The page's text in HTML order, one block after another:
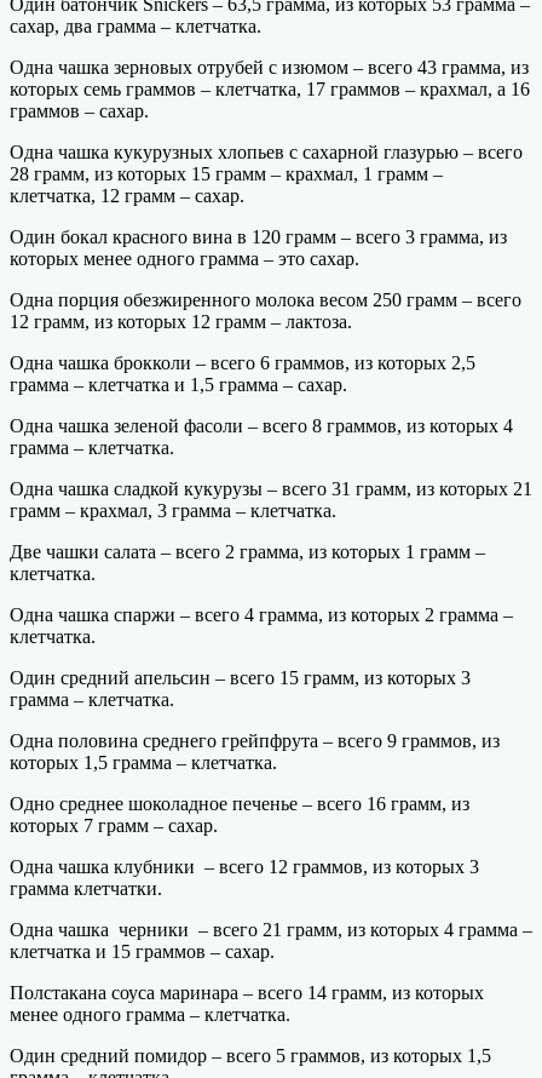
Один батончик Snickers – 63,5 грамма, из которых 53 грамма –
сахар, два грамма – клетчатка.
Одна чашка зерновых отрубей с изюмом – всего 43 грамма, из
которых семь граммов – клетчатка, 17 граммов – крахмал, а 16
граммов – сахар.
Одна чашка кукурузных хлопьев с сахарной глазурью – всего
28 грамм, из которых 15 грамм – крахмал, 1 грамм –
клетчатка, 12 грамм – сахар.
Один бокал красного вина в 120 грамм – всего 3 грамма, из
которых менее одного грамма – это сахар.
Одна порция обезжиренного молока весом 250 грамм – всего
12 грамм, из которых 12 грамм – лактоза.
Одна чашка брокколи – всего 6 граммов, из которых 2,5
грамма – клетчатка и 1,5 грамма – сахар.
Одна чашка зеленой фасоли – всего 8 граммов, из которых 4
грамма – клетчатка.
Одна чашка сладкой кукурузы – всего 31 грамм, из которых 21
грамм – крахмал, 3 грамма – клетчатка.
Две чашки салата – всего 2 грамма, из которых 1 грамм –
клетчатка.
Одна чашка спаржи – всего 4 грамма, из которых 2 грамма –
клетчатка.
Один средний апельсин – всего 15 грамм, из которых 3
грамма – клетчатка.
Одна половина среднего грейпфрута – всего 9 граммов, из
которых 1,5 грамма – клетчатка.
Одно среднее шоколадное печенье – всего 16 грамм, из
которых 7 грамм – сахар.
Одна чашка клубники – всего 12 граммов, из которых 3
грамма клетчатки.
Одна чашка черники – всего 21 грамм, из которых 4 грамма –
клетчатка и 15 граммов – сахар.
Полстакана соуса маринара – всего 14 грамм, из которых
менее одного грамма – клетчатка.
Один средний помидор – всего 5 граммов, из которых 1,5